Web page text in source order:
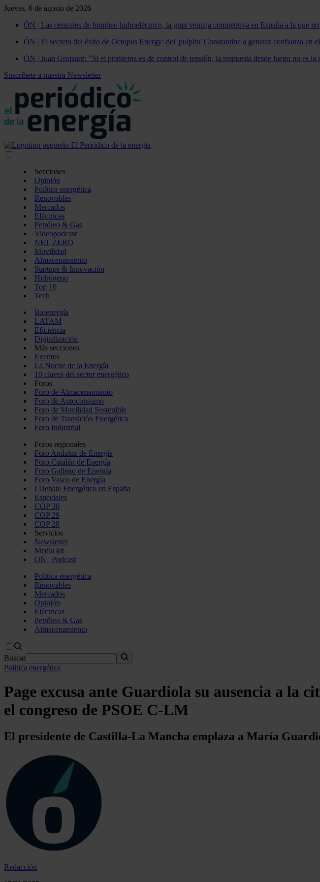
Jueves, 6 de agosto de 2026
ÓN | Las centrales de bombeo hidroeléctrico, la gran ventaja competitiva en España a la que
ÓN | El secreto del éxito de Octopus Energy: del 'pulpito' Constantine a generar confianza en
ÓN | Joan Groizard: "Si el problema es de control de tensión, la respuesta desde luego no es la
Suscríbete a nuestra Newsletter
Secciones
Opinión
Política energética
Renovables
Mercados
Eléctricas
Petróleo & Gas
Videopodcast
NET ZERO
Movilidad
Almacenamiento
Startups & Innovación
Hidrógeno
Top 10
Tech
Bioenergía
LATAM
Eficiencia
Digitalización
Más secciones
Eventos
La Noche de la Energía
10 claves del sector energético
Foros
Foro de Almacenamiento
Foro de Autoconsumo
Foro de Movilidad Sostenible
Foro de Transición Energética
Foro Industrial
Foros regionales
Foro Andaluz de Energía
Foro Catalán de Energía
Foro Gallego de Energía
Foro Vasco de Energía
I Debate Energético en España
Especiales
COP 30
COP 29
COP 28
Servicios
Newsletter
Media kit
ON | Podcast
Política energética
Renovables
Mercados
Opinión
Eléctricas
Petróleo & Gas
Almacenamiento
Buscar
Política energética
Page excusa ante Guardiola su ausencia a la
el congreso de PSOE C-LM
El presidente de Castilla-La Mancha emplaza a María
Redacción